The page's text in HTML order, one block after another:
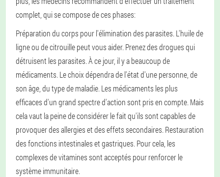
complet, qui se compose de ces phases:
Préparation du corps pour l'élimination des parasites. L'huile de
ligne ou de citrouille peut vous aider.Prenez des drogues qui
détruisent les parasites. À ce jour, il y a beaucoup de
médicaments. Le choix dépendra de l'état d'une personne, de
son âge, du type de maladie. Les médicaments les plus
efficaces d'un grand spectre d'action sont pris en compte. Mais
cela vaut la peine de considérer le fait qu'ils sont capables de
provoquer des allergies et des effets secondaires.Restauration
des fonctions intestinales et gastriques. Pour cela, les
complexes de vitamines sont acceptés pour renforcer le
système immunitaire.